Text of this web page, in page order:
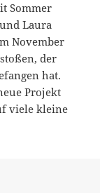
Sommer
Laura
November
der
hat.
Projekt
viele kleine